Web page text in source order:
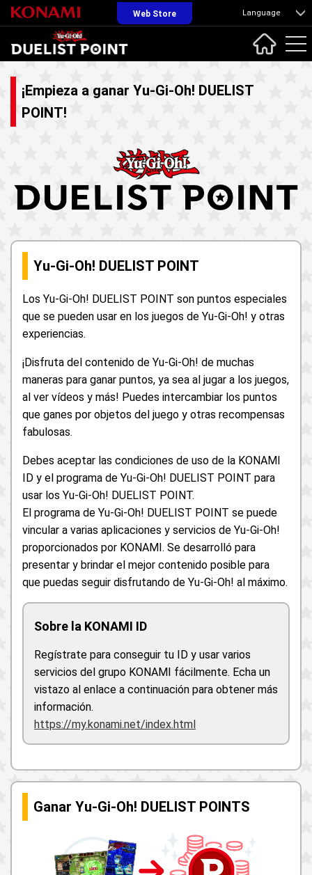
Web Store Language
¡Empieza a ganar Yu-Gi-Oh! DUELIST
POINT!
Yu-Gi-Oh! DUELIST POINT
Los Yu-Gi-Oh! DUELIST POINT son puntos especiales
que se pueden usar en los juegos de Yu-Gi-Oh! y otras
experiencias.
¡Disfruta del contenido de Yu-Gi-Oh! de muchas
maneras para ganar puntos, ya sea al jugar a los juegos,
al ver vídeos y más! Puedes intercambiar los puntos
que ganes por objetos del juego y otras recompensas
fabulosas.
Debes aceptar las condiciones de uso de la KONAMI
ID y el programa de Yu-Gi-Oh! DUELIST POINT para
usar los Yu-Gi-Oh! DUELIST POINT.
El programa de Yu-Gi-Oh! DUELIST POINT se puede
vincular a varias aplicaciones y servicios de Yu-Gi-Oh!
proporcionados por KONAMI. Se desarrolló para
presentar y brindar el mejor contenido posible para
que puedas seguir disfrutando de Yu-Gi-Oh! al máximo.
Sobre la KONAMI ID
Regístrate para conseguir tu ID y usar varios
servicios del grupo KONAMI fácilmente. Echa un
vistazo al enlace a continuación para obtener más
información.
https://my.konami.net/index.html
Ganar Yu-Gi-Oh! DUELIST POINTS